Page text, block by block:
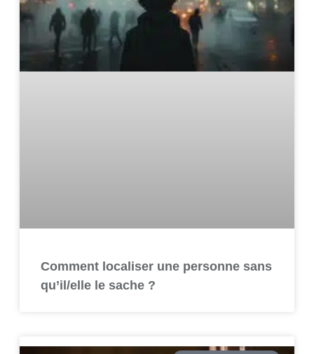
Comment localiser une personne sans
qu’il/elle le sache ?